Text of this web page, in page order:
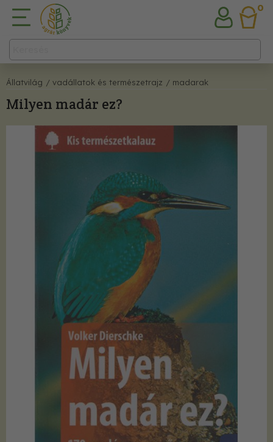
0
Állatvilág / vadállatok és természetrajz / madarak
Milyen madár ez?